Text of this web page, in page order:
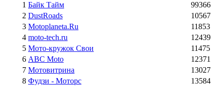
1 Байк Тайм
99366
2 DustRoads
10567
3 Motoplaneta.Ru
11853
4 moto-tech.ru
12439
5 Мото-кружок Свои
11475
6 ABC Moto
12371
7 Мотовитрина
13027
8 Фудзи - Моторс
13584